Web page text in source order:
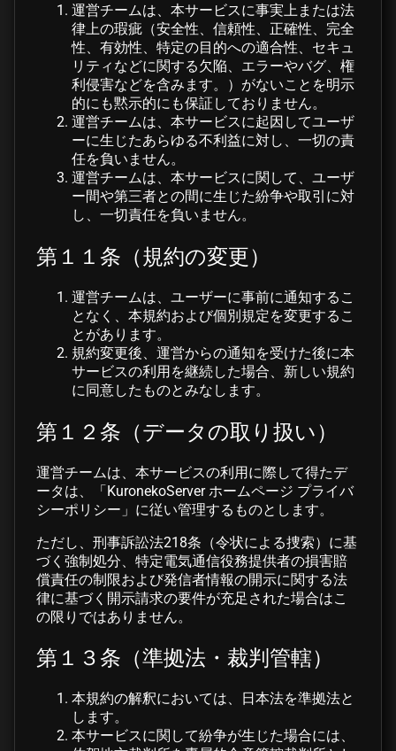
運営チームは、本サービスに事実上または法
律上の瑕疵（安全性、信頼性、正確性、完全
性、有効性、特定の目的への適合性、セキュ
リティなどに関する欠陥、エラーやバグ、権
利侵害などを含みます。）がないことを明示
的にも黙示的にも保証しておりません。
運営チームは、本サービスに起因してユーザ
ーに生じたあらゆる不利益に対し、一切の責
任を負いません。
運営チームは、本サービスに関して、ユーザ
ー間や第三者との間に生じた紛争や取引に対
し、一切責任を負いません。
第１１条（規約の変更）
運営チームは、ユーザーに事前に通知するこ
となく、本規約および個別規定を変更するこ
とがあります。
規約変更後、運営からの通知を受けた後に本
サービスの利用を継続した場合、新しい規約
に同意したものとみなします。
第１２条（データの取り扱い）
運営チームは、本サービスの利用に際して得たデ
ータは、「KuronekoServer ホームページ プライバ
シーポリシー」に従い管理するものとします。
ただし、刑事訴訟法218条（令状による捜索）に基
づく強制処分、特定電気通信役務提供者の損害賠
償責任の制限および発信者情報の開示に関する法
律に基づく開示請求の要件が充足された場合はこ
の限りではありません。
第１３条（準拠法・裁判管轄）
本規約の解釈においては、日本法を準拠法と
します。
本サービスに関して紛争が生じた場合には、